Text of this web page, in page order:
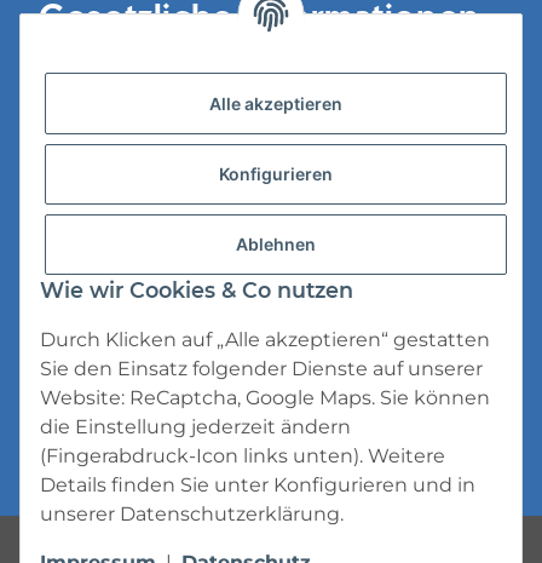
Gesetzliche Informationen
Versandinformationen
Datenschutz
Impressum
* Alle Preise inkl. gesetzlicher USt., zzgl.
Versand
Alle akzeptieren
Konfigurieren
Ablehnen
Wie wir Cookies & Co nutzen
Durch Klicken auf „Alle akzeptieren“ gestatten
Sie den Einsatz folgender Dienste auf unserer
Website: ReCaptcha, Google Maps. Sie können
die Einstellung jederzeit ändern
(Fingerabdruck-Icon links unten). Weitere
Details finden Sie unter Konfigurieren und in
unserer Datenschutzerklärung.